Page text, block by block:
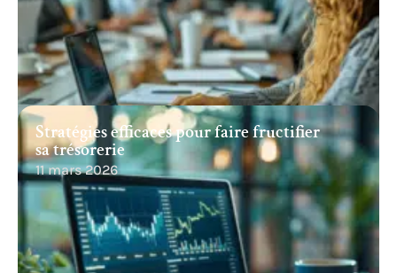
Stratégies efficaces pour faire fructifier
sa trésorerie
11 mars 2026